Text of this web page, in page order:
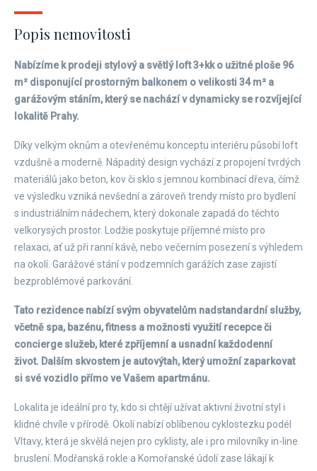
Popis nemovitosti
Nabízíme k prodeji stylový a světlý loft 3+kk o užitné ploše 96
m² disponující prostorným balkonem o velikosti 34 m² a
garážovým stáním, který se nachází v dynamicky se rozvíjející
lokalitě Prahy.
Díky velkým oknům a otevřenému konceptu interiéru působí loft
vzdušně a moderně. Nápaditý design vychází z propojení tvrdých
materiálů jako beton, kov či sklo s jemnou kombinací dřeva, čímž
ve výsledku vzniká nevšední a zároveň trendy místo pro bydlení
s industriálním nádechem, který dokonale zapadá do těchto
velkorysých prostor. Lodžie poskytuje příjemné místo pro
relaxaci, ať už při ranní kávě, nebo večerním posezení s výhledem
na okolí. Garážové stání v podzemních garážích zase zajistí
bezproblémové parkování.
Tato rezidence nabízí svým obyvatelům nadstandardní služby,
včetně spa, bazénu, fitness a možnosti využití recepce či
concierge služeb, které zpříjemní a usnadní každodenní
život. Dalším skvostem je autovýtah, který umožní zaparkovat
si své vozidlo přímo ve Vašem apartmánu.
Lokalita je ideální pro ty, kdo si chtějí užívat aktivní životní styl i
klidné chvíle v přírodě. Okolí nabízí oblíbenou cyklostezku podél
Vltavy, která je skvělá nejen pro cyklisty, ale i pro milovníky in-line
bruslení. Modřanská rokle a Komořanské údolí zase lákají k